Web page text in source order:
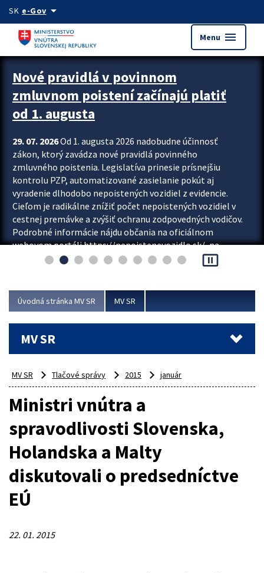
Preskocit na hlavný obsah
SK e-Govarrow_drop_down
Menu menu
Zastavit automatický posun upútavok
Nové pravidlá v povinnom
zmluvnom poistení začínajú platiť
od 1. augusta
29. 07. 2026Od 1. augusta 2026 nadobudne účinnosť
zákon, ktorý zavádza nové pravidlá povinného
zmluvného poistenia. Legislatíva prinesie prísnejšiu
kontrolu PZP, automatizované zasielanie pokút aj
vyradenie dlhodobo nepoistených vozidiel z evidencie.
Cieľom je radikálne znížiť počet nepoistených vozidiel v
cestnej premávke a zvýšiť ochranu zodpovedných vodičov.
Podrobné informácie nájdu občania na oficiálnom
webovom portáli https://nepoistenevozidlo.sk/, na
ktorom od augusta pribudne aj možnosť overiť si...
pause_presentation
Úvodná stránka MV SR MV SR
MV SR
MV SR Tlačové správy 2015 január
Ministri vnútra a
spravodlivosti Slovenska,
Holandska a Malty
diskutovali o predsedníctve
EÚ
22. 01. 2015